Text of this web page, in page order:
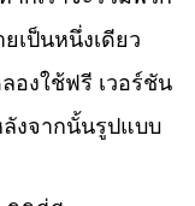
เป็นหนึ่งเดียว
องใช้ฟรี เวอร์ชัน
ลังจากนั้นรูปแบบ